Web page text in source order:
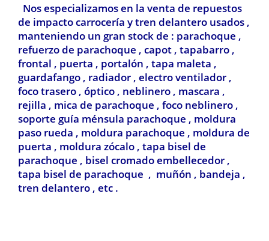
Nos especializamos en la venta de repuestos
de impacto carrocería y tren delantero usados ,
manteniendo un gran stock de : parachoque ,
refuerzo de parachoque , capot , tapabarro ,
frontal , puerta , portalón , tapa maleta ,
guardafango , radiador , electro ventilador ,
foco trasero , óptico , neblinero , mascara ,
rejilla , mica de parachoque , foco neblinero ,
soporte guía ménsula parachoque , moldura
paso rueda , moldura parachoque , moldura de
puerta , moldura zócalo , tapa bisel de
parachoque , bisel cromado embellecedor ,
tapa bisel de parachoque , muñón , bandeja ,
tren delantero , etc .